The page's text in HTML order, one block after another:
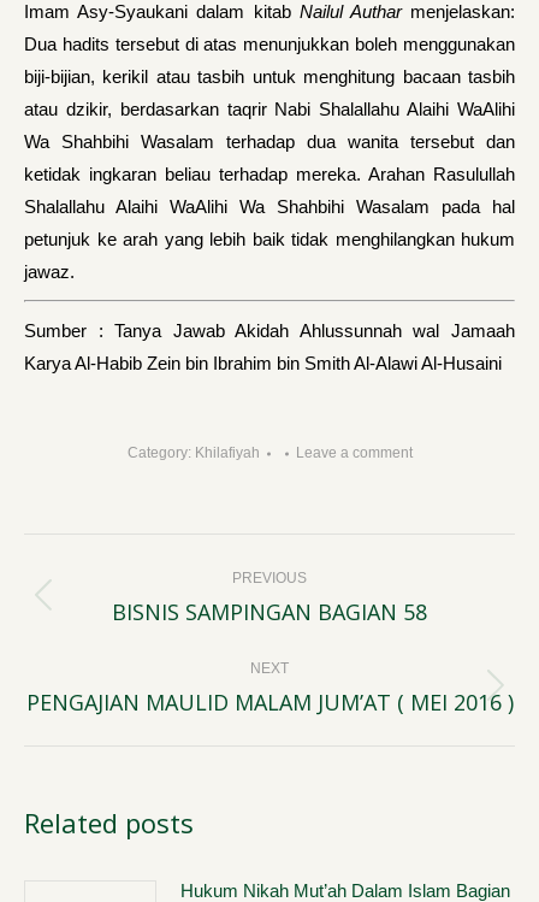
Imam Asy-Syaukani dalam kitab Nailul Autharmenjelaskan:
Dua hadits tersebut di atas menunjukkan boleh menggunakan
biji-bijian, kerikil atau tasbih untuk menghitung bacaan tasbih
atau dzikir, berdasarkan taqrir Nabi Shalallahu Alaihi WaAlihi
Wa Shahbihi Wasalam terhadap dua wanita tersebut dan
ketidak ingkaran beliau terhadap mereka. Arahan Rasulullah
Shalallahu Alaihi WaAlihi Wa Shahbihi Wasalam pada hal
petunjuk ke arah yang lebih baik tidak menghilangkan hukum
jawaz.
Sumber : Tanya Jawab Akidah Ahlussunnah wal Jamaah
Karya Al-Habib Zein bin Ibrahim bin Smith Al-Alawi Al-Husaini
Category: Khilafiyah Leave a comment
navigation PREVIOUS
Previous
BISNIS SAMPINGAN BAGIAN 58
NEXT
Next
PENGAJIAN MAULID MALAM JUM’AT ( MEI 2016 )
Related posts
Hukum Nikah Mut’ah Dalam Islam Bagian